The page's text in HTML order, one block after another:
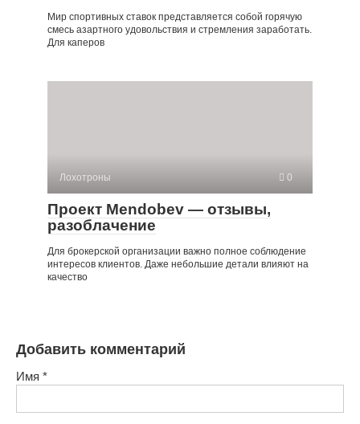
Мир спортивных ставок представляется собой горячую
смесь азартного удовольствия и стремления заработать.
Для каперов
Лохотроны 0
Проект Mendobev — отзывы,
разоблачение
Для брокерской организации важно полное соблюдение
интересов клиентов. Даже небольшие детали влияют на
качество
Добавить комментарий
Имя *